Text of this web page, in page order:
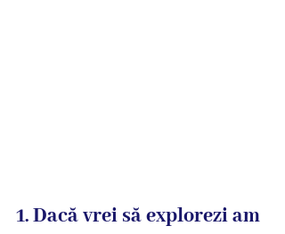
1. Dacă vrei să explorezi am